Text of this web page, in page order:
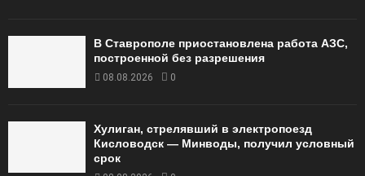
В Ставрополе приостановлена работа АЗС,
построенной без разрешения
08.08.2026 0
Хулиган, стрелявший в электропоезд
Кисловодск — Минводы, получил условный
срок